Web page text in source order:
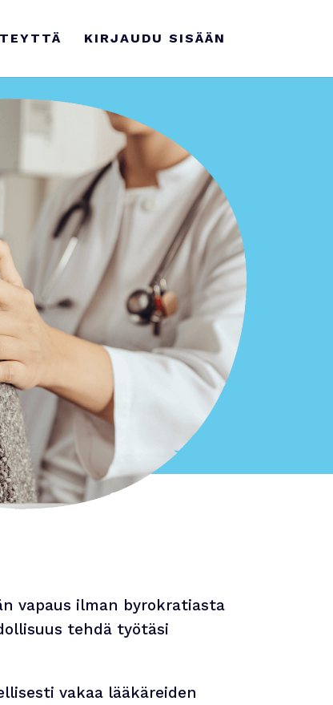
KIRJAUDU SISÄÄN
vapaus ilman byrokratiasta
tehdä työtäsi
vakaa lääkäreiden